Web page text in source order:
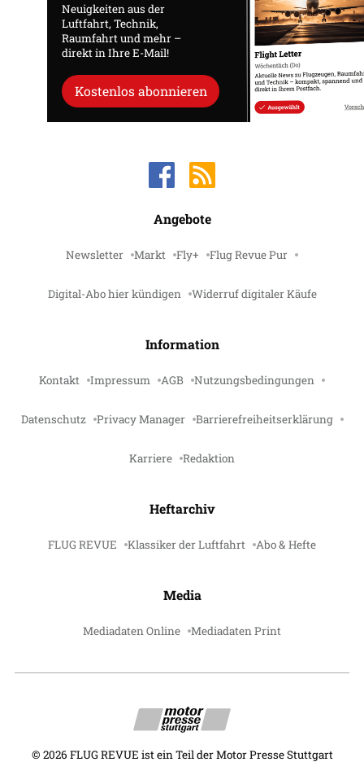
Neuigkeiten aus der
Luftfahrt, Technik,
Raumfahrt und mehr –
direkt in Ihre E-Mail!
Kostenlos abonnieren
Angebote
Newsletter Markt Fly+ Flug Revue Pur
Digital-Abo hier kündigen Widerruf digitaler Käufe
Information
Kontakt Impressum AGB Nutzungsbedingungen
Datenschutz Privacy Manager Barrierefreiheitserklärung
Karriere Redaktion
Heftarchiv
FLUG REVUE Klassiker der Luftfahrt Abo & Hefte
Media
Mediadaten Online Mediadaten Print
© 2026 FLUG REVUE ist ein Teil der Motor Presse Stuttgart